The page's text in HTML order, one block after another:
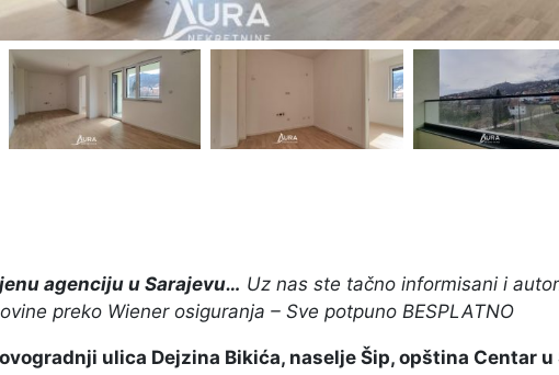
agenciju u Sarajevu… Uz nas ste tačno informisani i
preko Wiener osiguranja – Sve potpuno BESPLATNO
ulica Dejzina Bikića, naselje Šip, opština Centar u